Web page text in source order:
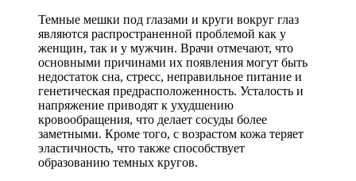
Темные мешки под глазами и круги вокруг глаз
являются распространенной проблемой как у
женщин, так и у мужчин. Врачи отмечают, что
основными причинами их появления могут быть
недостаток сна, стресс, неправильное питание и
генетическая предрасположенность. Усталость и
напряжение приводят к ухудшению
кровообращения, что делает сосуды более
заметными. Кроме того, с возрастом кожа теряет
эластичность, что также способствует
образованию темных кругов.